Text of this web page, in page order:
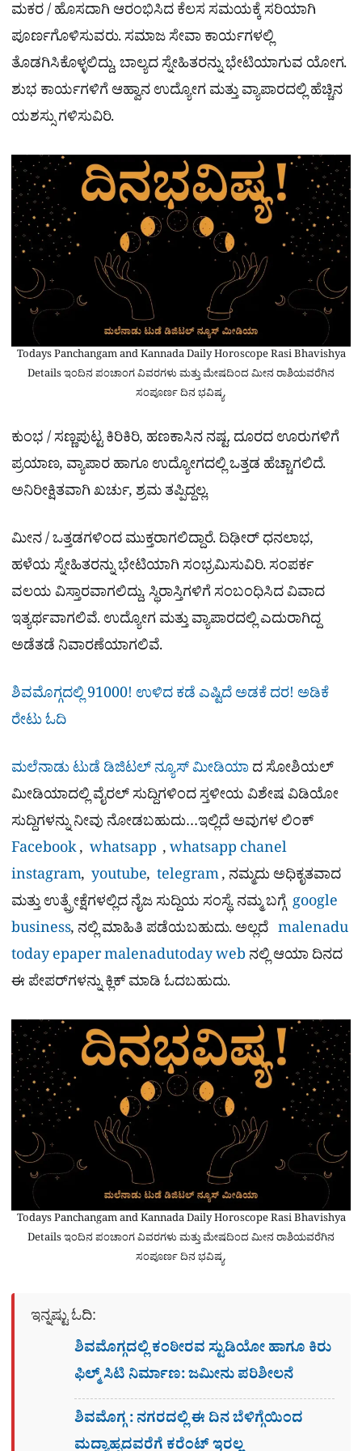
ಮಕರ / ಹೊಸದಾಗಿ ಆರಂಭಿಸಿದ ಕೆಲಸ ಸಮಯಕ್ಕೆ ಸರಿಯಾಗಿ
ಪೂರ್ಣಗೊಳಿಸುವರು. ಸಮಾಜ ಸೇವಾ ಕಾರ್ಯಗಳಲ್ಲಿ
ತೊಡಗಿಸಿಕೊಳ್ಳಲಿದ್ದು, ಬಾಲ್ಯದ ಸ್ನೇಹಿತರನ್ನು ಭೇಟಿಯಾಗುವ ಯೋಗ.
ಶುಭ ಕಾರ್ಯಗಳಿಗೆ ಆಹ್ವಾನ ಉದ್ಯೋಗ ಮತ್ತು ವ್ಯಾಪಾರದಲ್ಲಿ ಹೆಚ್ಚಿನ
ಯಶಸ್ಸು ಗಳಿಸುವಿರಿ.
Todays Panchangam and Kannada Daily Horoscope Rasi Bhavishya
Details ಇಂದಿನ ಪಂಚಾಂಗ ವಿವರಗಳು ಮತ್ತು ಮೇಷದಿಂದ ಮೀನ ರಾಶಿಯವರೆಗಿನ
ಸಂಪೂರ್ಣ ದಿನ ಭವಿಷ್ಯ.
ಕುಂಭ / ಸಣ್ಣಪುಟ್ಟ ಕಿರಿಕಿರಿ, ಹಣಕಾಸಿನ ನಷ್ಟ. ದೂರದ ಊರುಗಳಿಗೆ
ಪ್ರಯಾಣ, ವ್ಯಾಪಾರ ಹಾಗೂ ಉದ್ಯೋಗದಲ್ಲಿ ಒತ್ತಡ ಹೆಚ್ಚಾಗಲಿದೆ.
ಅನಿರೀಕ್ಷಿತವಾಗಿ ಖರ್ಚು, ಶ್ರಮ ತಪ್ಪಿದ್ದಲ್ಲ.
ಮೀನ / ಒತ್ತಡಗಳಿಂದ ಮುಕ್ತರಾಗಲಿದ್ದಾರೆ. ದಿಢೀರ್ ಧನಲಾಭ,
ಹಳೆಯ ಸ್ನೇಹಿತರನ್ನು ಭೇಟಿಯಾಗಿ ಸಂಭ್ರಮಿಸುವಿರಿ. ಸಂಪರ್ಕ
ವಲಯ ವಿಸ್ತಾರವಾಗಲಿದ್ದು, ಸ್ಥಿರಾಸ್ತಿಗಳಿಗೆ ಸಂಬಂಧಿಸಿದ ವಿವಾದ
ಇತ್ಯರ್ಥವಾಗಲಿವೆ. ಉದ್ಯೋಗ ಮತ್ತು ವ್ಯಾಪಾರದಲ್ಲಿ ಎದುರಾಗಿದ್ದ
ಅಡೆತಡೆ ನಿವಾರಣೆಯಾಗಲಿವೆ.
ಶಿವಮೊಗ್ಗದಲ್ಲಿ 91000! ಉಳಿದ ಕಡೆ ಎಷ್ಟಿದೆ ಅಡಕೆ ದರ! ಅಡಿಕೆ
ರೇಟು ಓದಿ
ಮಲೆನಾಡು ಟುಡೆ ಡಿಜಿಟಲ್ ನ್ಯೂಸ್ ಮೀಡಿಯಾ ದ ಸೋಶಿಯಲ್​
ಮೀಡಿಯಾದಲ್ಲಿ ವೈರಲ್​ ಸುದ್ದಿಗಳಿಂದ ಸ್ತಳೀಯ ವಿಶೇಷ ವಿಡಿಯೋ
ಸುದ್ದಿಗಳನ್ನು ನೀವು ನೋಡಬಹುದು…ಇಲ್ಲಿದೆ ಅವುಗಳ ಲಿಂಕ್
Facebook, whatsapp ,whatsapp chanel
instagram, youtube, telegram, ನಮ್ಮದು ಅಧಿಕೃತವಾದ
ಮತ್ತು ಉತ್ಪ್ರೇಕ್ಷೆಗಳಲ್ಲಿದ ನೈಜ ಸುದ್ದಿಯ ಸಂಸ್ಥೆ. ನಮ್ಮ ಬಗ್ಗೆ google
business, ನಲ್ಲಿ ಮಾಹಿತಿ ಪಡೆಯಬಹುದು. ಅಲ್ಲದೆ malenadu
today epapermalenadutoday web ನಲ್ಲಿ ಆಯಾ ದಿನದ
ಈ ಪೇಪರ್​ಗಳನ್ನು ಕ್ಲಿಕ್ ಮಾಡಿ ಓದಬಹುದು.
Todays Panchangam and Kannada Daily Horoscope Rasi Bhavishya
Details ಇಂದಿನ ಪಂಚಾಂಗ ವಿವರಗಳು ಮತ್ತು ಮೇಷದಿಂದ ಮೀನ ರಾಶಿಯವರೆಗಿನ
ಸಂಪೂರ್ಣ ದಿನ ಭವಿಷ್ಯ.
ಇನ್ನಷ್ಟು ಓದಿ:
ಶಿವಮೊಗ್ಗದಲ್ಲಿ ಕಂಠೀರವ ಸ್ಟುಡಿಯೋ ಹಾಗೂ ಕಿರು
ಫಿಲ್ಮ್ ಸಿಟಿ ನಿರ್ಮಾಣ: ಜಮೀನು ಪರಿಶೀಲನೆ
ಶಿವಮೊಗ್ಗ : ನಗರದಲ್ಲಿ ಈ ದಿನ ಬೆಳಿಗ್ಗೆಯಿಂದ